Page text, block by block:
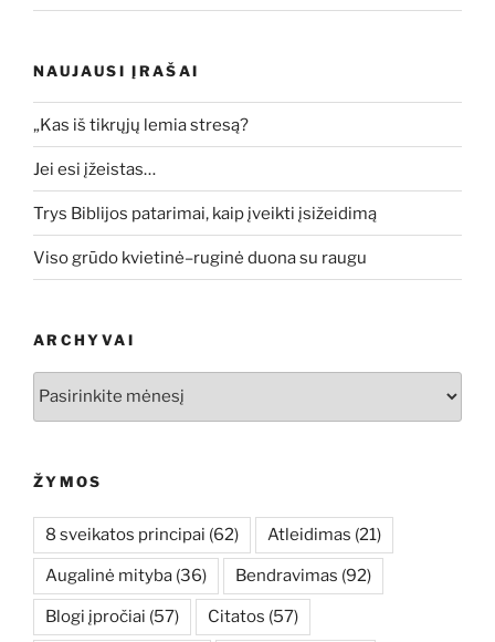
NAUJAUSI ĮRAŠAI
„Kas iš tikrųjų lemia stresą?
Jei esi įžeistas…
Trys Biblijos patarimai, kaip įveikti įsižeidimą
Viso grūdo kvietinė–ruginė duona su raugu
ARCHYVAI
ŽYMOS
8 sveikatos principai (62) Atleidimas (21)
Augalinė mityba (36) Bendravimas (92)
Blogi įpročiai (57) Citatos (57)